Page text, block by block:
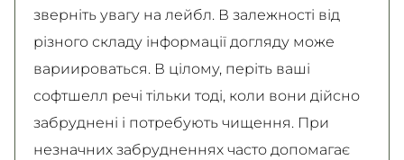
зверніть увагу на лейбл. В залежності від
різного складу інформації догляду може
вариироваться. В цілому, періть ваші
софтшелл речі тільки тоді, коли вони дійсно
забруднені і потребують чищення. При
незначних забрудненнях часто допомагає